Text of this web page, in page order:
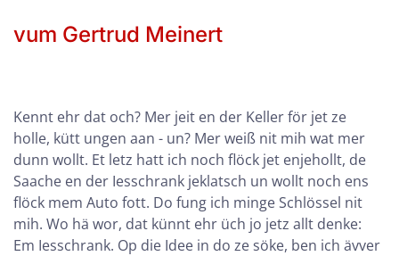
vum Gertrud Meinert
Kennt ehr dat och? Mer jeit en der Keller för jet ze
holle, kütt ungen aan - un? Mer weiß nit mih wat mer
dunn wollt. Et letz hatt ich noch flöck jet enjehollt, de
Saache en der Iesschrank jeklatsch un wollt noch ens
flöck mem Auto fott. Do fung ich minge Schlössel nit
mih. Wo hä wor, dat künnt ehr üch jo jetz allt denke:
Em Iesschrank. Op die Idee in do ze söke, ben ich ävver